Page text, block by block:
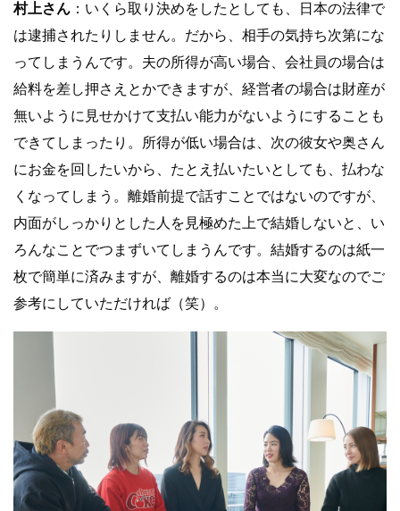
村上さん ：いくら取り決めをしたとしても、日本の法律で
は逮捕されたりしません。だから、相手の気持ち次第にな
ってしまうんです。夫の所得が高い場合、会社員の場合は
給料を差し押さえとかできますが、経営者の場合は財産が
無いように見せかけて支払い能力がないようにすることも
できてしまったり。所得が低い場合は、次の彼女や奥さん
にお金を回したいから、たとえ払いたいとしても、払わな
くなってしまう。離婚前提で話すことではないのですが、
内面がしっかりとした人を見極めた上で結婚しないと、い
ろんなことでつまずいてしまうんです。結婚するのは紙一
枚で簡単に済みますが、離婚するのは本当に大変なのでご
参考にしていただければ（笑）。